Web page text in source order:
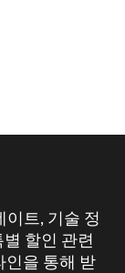
트, 기술 정
할인 관련
인을 통해 받